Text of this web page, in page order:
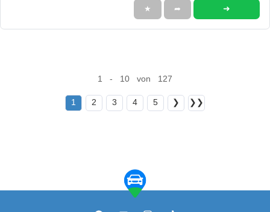
★ ➦ ➜
1 - 10 von 127
1 2 3 4 5 ❯ ❯❯